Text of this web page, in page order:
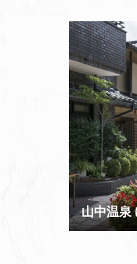
山中温泉